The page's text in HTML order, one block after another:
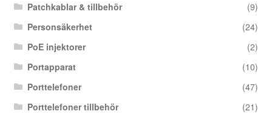
Patchkablar & tillbehör
(9)
Personsäkerhet
(24)
PoE injektorer
(2)
Portapparat
(10)
Porttelefoner
(47)
Porttelefoner tillbehör
(21)